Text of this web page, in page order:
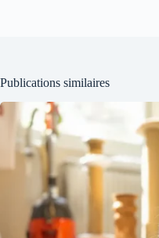
Publications similaires